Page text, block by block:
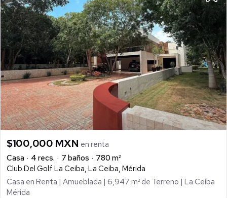
$100,000 MXN en renta
Casa
4 recs. 7 baños
780 m²
Club Del Golf La Ceiba, La Ceiba, Mérida
Casa en Renta | Amueblada | 6,947 m² de Terreno | La Ceiba
Mérida